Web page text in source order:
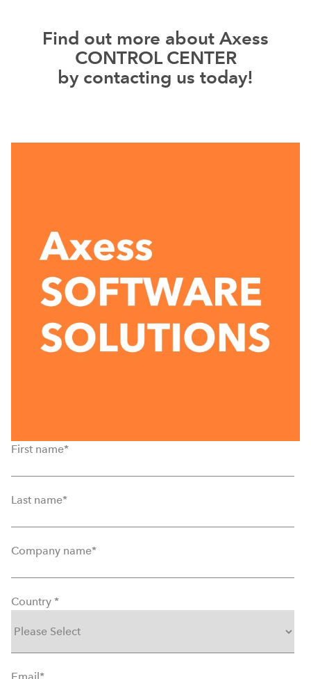
Find out more about Axess
CONTROL CENTER
by contacting us today!
First name*
Last name*
Company name*
Country *
Email*